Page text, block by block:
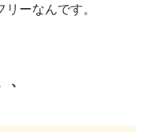
ーなんです。